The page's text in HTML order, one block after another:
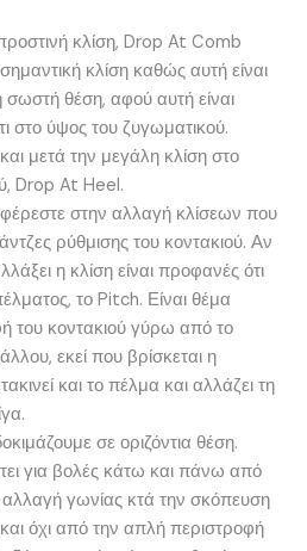
κλίση, Drop At Comb
κλίση καθώς αυτή είναι
σωστή θέση, αφού αυτή είναι
στο ύψος του ζυγωματικού.
μετά την μεγάλη κλίση στο
Drop At Heel.
στην αλλαγή κλίσεων που
ρύθμισης του κοντακιού. Αν
η κλίση είναι προφανές ότι
το Pitch. Είναι θέμα
του κοντακιού γύρω από το
εκεί που βρίσκεται η
και το πέλμα και αλλάζει τη
σε οριζόντια θέση.
για βολές κάτω και πάνω από
αλλαγή γωνίας κτά την σκόπευση
όχι από την απλή περιστροφή